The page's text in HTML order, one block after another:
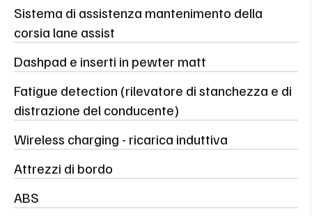
Sistema di assistenza mantenimento della
corsia lane assist
Dashpad e inserti in pewter matt
Fatigue detection (rilevatore di stanchezza e di
distrazione del conducente)
Wireless charging - ricarica induttiva
Attrezzi di bordo
ABS